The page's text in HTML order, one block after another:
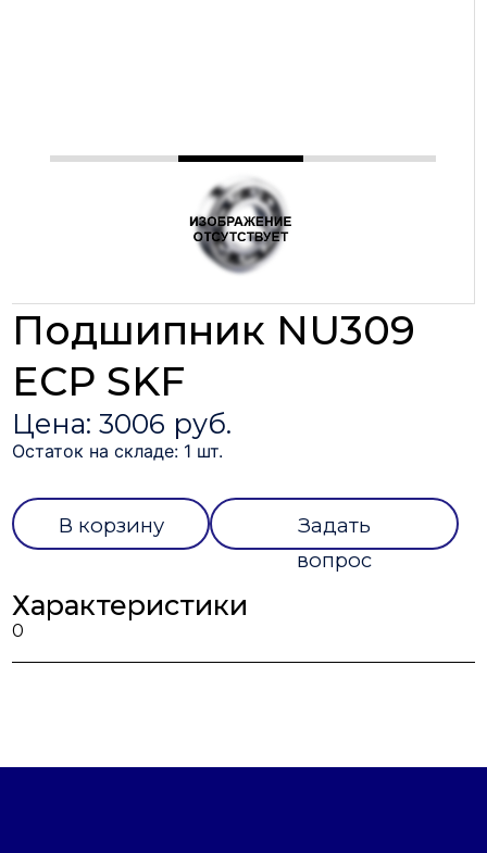
Подшипник NU309
ECP SKF
Цена: 3006 руб.
Остаток на складе: 1 шт.
В корзину
Задать
вопрос
Характеристики
0